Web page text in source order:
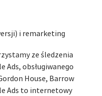
i remarketing
ze śledzenia
Ads, obsługiwanego
House, Barrow
Ads to internetowy